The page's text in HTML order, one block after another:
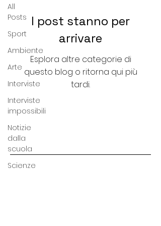
All
Posts
Sport
Ambiente
Arte
Interviste
Interviste
impossibili
Notizie
dalla
scuola
Scienze
I post stanno per
arrivare
Esplora altre categorie di
questo blog o ritorna qui più
tardi.